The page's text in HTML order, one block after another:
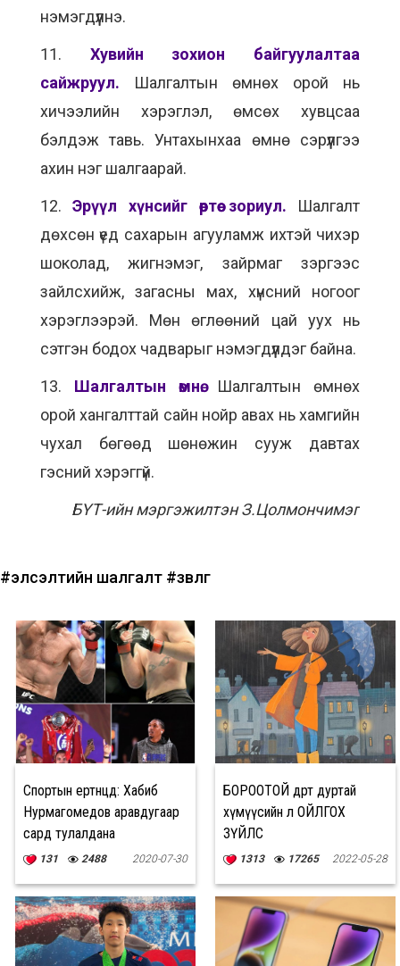
нэмэгдүүлнэ.
11. Хувийн зохион байгуулалтаа
сайжруул. Шалгалтын өмнөх орой нь
хичээлийн хэрэглэл, өмсөх хувцсаа
бэлдэж тавь. Унтахынхаа өмнө сэрүүлгээ
ахин нэг шалгаарай.
12.Эрүүл хүнсийг өөртөө зориул. Шалгалт
дөхсөн үед сахарын агууламж ихтэй чихэр
шоколад, жигнэмэг, зайрмаг зэргээс
зайлсхийж, загасны мах, хүнсний ногоог
хэрэглээрэй. Мөн өглөөний цай уух нь
сэтгэн бодох чадварыг нэмэгдүүлдэг байна.
13. Шалгалтын өмнө.Шалгалтын өмнөх
орой хангалттай сайн нойр авах нь хамгийн
чухал бөгөөд шөнөжин сууж давтах
гэсний хэрэггүй.
БҮТ-ийн мэргэжилтэн З.Цолмончимэг
#элсэлтийн шалгалт #зөвлөгөө
Спортын ертөнцөд: Хабиб
Нурмагомедов аравдугаар
сард тулалдана
131 2488 2020-07-30
БОРООТОЙ өдөрт дуртай
хүмүүсийн л ОЙЛГОХ
ЗҮЙЛС
1313 17265 2022-05-28